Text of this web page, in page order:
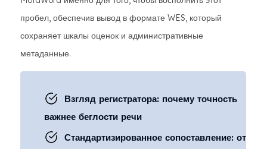
пробел, обеспечив вывод в формате WES, который
сохраняет шкалы оценок и административные
метаданные.
Взгляд регистратора: почему точность
важнее беглости речи
Стандартизированное сопоставление: от